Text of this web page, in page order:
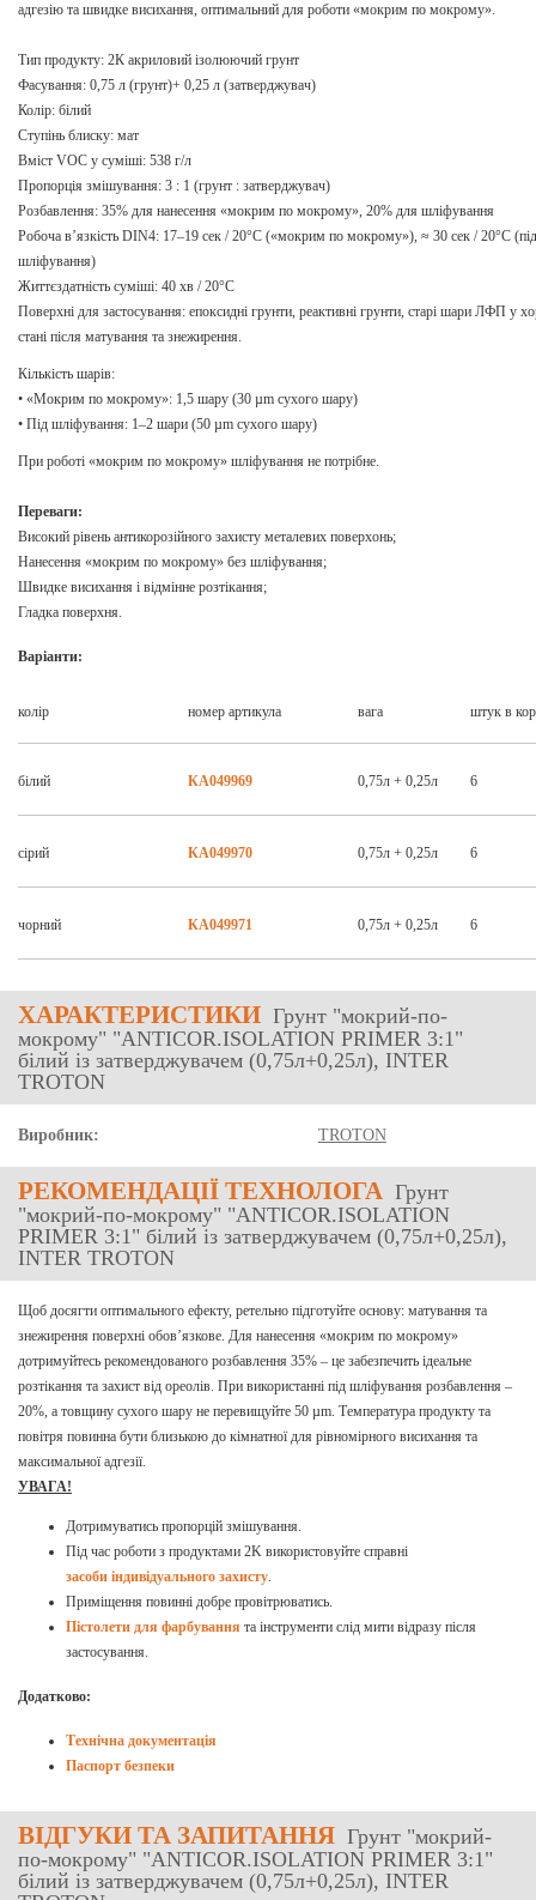
адгезію та швидке висихання, оптимальний для роботи «мокрим по мокрому».
Тип продукту: 2К акриловий ізолюючий грунт
Фасування: 0,75 л (грунт)+ 0,25 л (затверджувач)
Колір: білий
Ступінь блиску: мат
Вміст VOC у суміші: 538 г/л
Пропорція змішування: 3 : 1 (грунт : затверджувач)
Розбавлення: 35% для нанесення «мокрим по мокрому», 20% для шліфування
Робоча в’язкість DIN4: 17–19 сек / 20°C («мокрим по мокрому»), ≈ 30 сек / 20°C (під
шліфування)
Життєздатність суміші: 40 хв / 20°C
Поверхні для застосування: епоксидні грунти, реактивні грунти, старі шари ЛФП у
стані після матування та знежирення.
Кількість шарів:
• «Мокрим по мокрому»: 1,5 шару (30 µm сухого шару)
• Під шліфування: 1–2 шари (50 µm сухого шару)
При роботі «мокрим по мокрому» шліфування не потрібне.
Переваги:
Високий рівень антикорозійного захисту металевих поверхонь;
Нанесення «мокрим по мокрому» без шліфування;
Швидке висихання і відмінне розтікання;
Гладка поверхня.
Варіанти:
колір номер артикула вага штук в
білий КА049969 0,75л + 0,25л 6
сірий КА049970 0,75л + 0,25л 6
чорний КА049971 0,75л + 0,25л 6
ХАРАКТЕРИСТИКИ Грунт "мокрий-по-
мокрому" "ANTICOR.ISOLATION PRIMER 3:1"
білий із затверджувачем (0,75л+0,25л), INTER
TROTON
Виробник: TROTON
РЕКОМЕНДАЦІЇ ТЕХНОЛОГА Грунт
"мокрий-по-мокрому" "ANTICOR.ISOLATION
PRIMER 3:1" білий із затверджувачем (0,75л+0,25л),
INTER TROTON
Щоб досягти оптимального ефекту, ретельно підготуйте основу: матування та
знежирення поверхні обов’язкове. Для нанесення «мокрим по мокрому»
дотримуйтесь рекомендованого розбавлення 35% – це забезпечить ідеальне
розтікання та захист від ореолів. При використанні під шліфування розбавлення –
20%, а товщину сухого шару не перевищуйте 50 µm. Температура продукту та
повітря повинна бути близькою до кімнатної для рівномірного висихання та
максимальної адгезії.
УВАГА!
Дотримуватись пропорцій змішування.
Під час роботи з продуктами 2K використовуйте справні
засоби індивідуального захисту.
Приміщення повинні добре провітрюватись.
Пістолети для фарбування та інструменти слід мити відразу після
застосування.
Додатково:
Технічна документація
Паспорт безпеки
ВІДГУКИ ТА ЗАПИТАННЯ Грунт "мокрий-
по-мокрому" "ANTICOR.ISOLATION PRIMER 3:1"
білий із затверджувачем (0,75л+0,25л), INTER